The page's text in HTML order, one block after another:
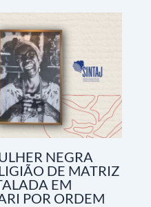
NEGRA
DE MATRIZ
EM
POR ORDEM